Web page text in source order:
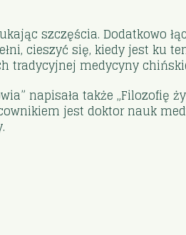
szczęścia. Dodatkowo
cieszyć się, kiedy jest ku
tradycyjnej medycyny
napisała także „Filozofię
jest doktor nauk